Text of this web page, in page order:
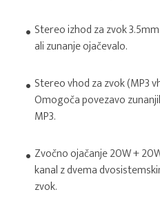
Stereo izhod za zvok
ali zunanje ojačevalo.
Stereo vhod za zvok (MP3
Omogoča povezavo
MP3.
Zvočno ojačanje 20W +
kanal z dvema
zvok.